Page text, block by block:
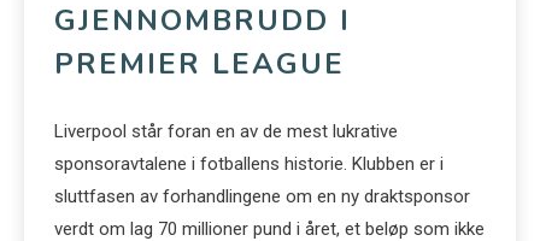
GJENNOMBRUDD I
PREMIER LEAGUE
Liverpool står foran en av de mest lukrative
sponsoravtalene i fotballens historie. Klubben er i
sluttfasen av forhandlingene om en ny draktsponsor
verdt om lag 70 millioner pund i året, et beløp som ikke